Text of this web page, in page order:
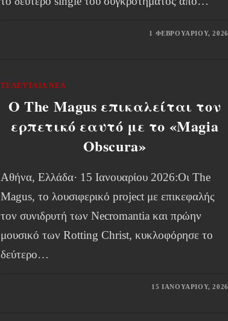
1 ΦΕΒΡΟΥΑΡΊΟΥ, 2026
ΤΕΛΕΥΤΑΊΑ ΝΈΑ
Ο The Magus επικαλείται τον
ερπετικό εαυτό με το «Magia
Obscura»
Αθήνα, Ελλάδα· 15 Ιανουαρίου 2026:Οι The
Magus, το λουσιφερικό project με επικεφαλής
τον συνιδρυτή των Necromantia και πρώην
μουσικό των Rotting Christ, κυκλοφόρησε το
δεύτερο…
15 ΙΑΝΟΥΑΡΊΟΥ, 2026